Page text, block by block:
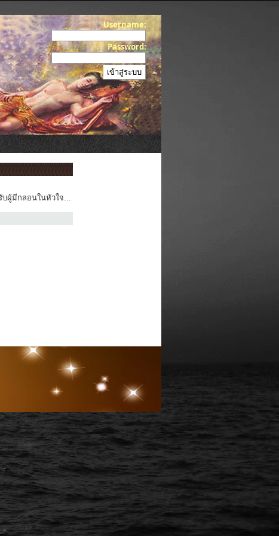
Username:
Password:
ผู้มีกลอนในหัวใจ...